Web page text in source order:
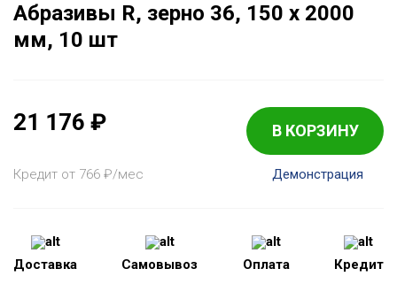
Абразивы R, зерно 36, 150 x 2000
мм, 10 шт
21 176 ₽ В КОРЗИНУ
Кредит от 766 ₽/мес Демонстрация
Доставка Самовывоз Оплата Кредит